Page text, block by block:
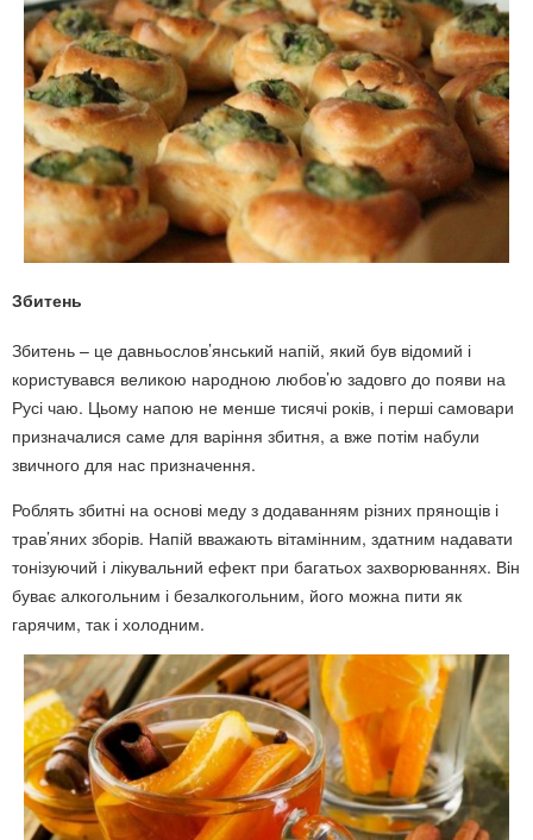
Збитень
Збитень – це давньослов’янський напій, який був відомий і
користувався великою народною любов’ю задовго до появи на
Русі чаю. Цьому напою не менше тисячі років, і перші самовари
призначалися саме для варіння збитня, а вже потім набули
звичного для нас призначення.
Роблять збитні на основі меду з додаванням різних прянощів і
трав’яних зборів. Напій вважають вітамінним, здатним надавати
тонізуючий і лікувальний ефект при багатьох захворюваннях. Він
буває алкогольним і безалкогольним, його можна пити як
гарячим, так і холодним.